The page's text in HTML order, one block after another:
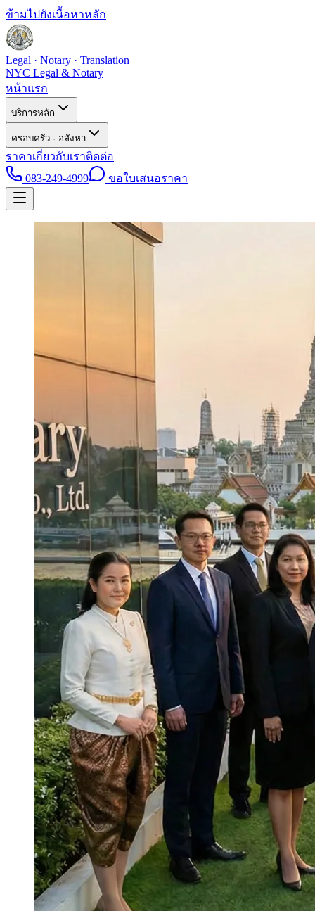
ข้ามไปยังเนื้อหาหลัก
Legal · Notary · Translation
NYC Legal & Notary
หน้าแรก
บริการหลัก
ครอบครัว · อสังหา
ราคาเกี่ยวกับเราติดต่อ
083-249-4999
ขอใบเสนอราคา